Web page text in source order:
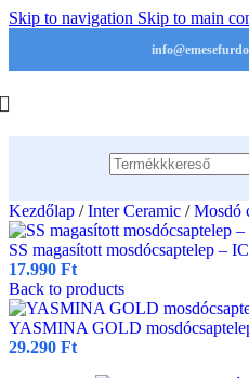
Skip to navigation Skip to main
Kezdőlap / Inter Ceramic / Mosdó
SS magasított mosdócsaptelep –
17.990 Ft
Back to products
YASMINA GOLD
29.290 Ft